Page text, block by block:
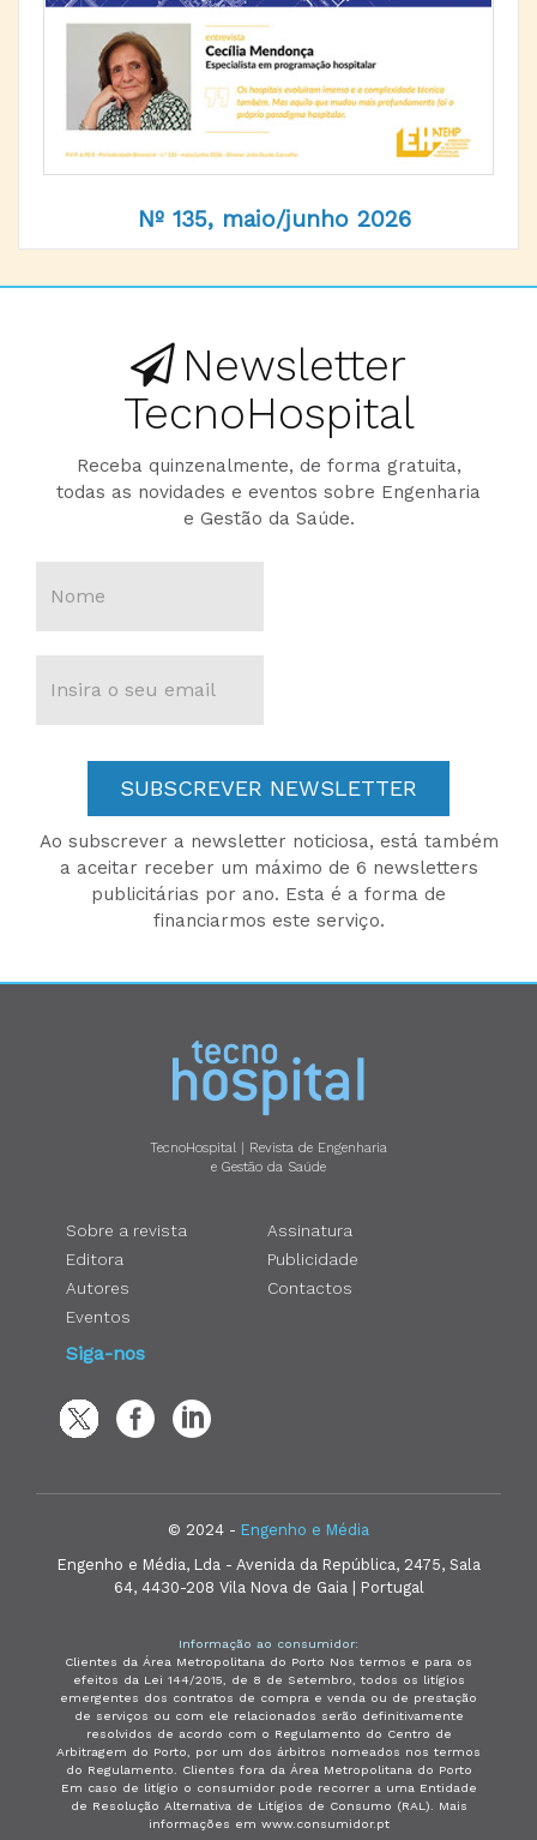
Nº 135, maio/junho 2026
Newsletter
TecnoHospital
Receba quinzenalmente, de forma gratuita,
todas as novidades e eventos sobre Engenharia
e Gestão da Saúde.
SUBSCREVER NEWSLETTER
Ao subscrever a newsletter noticiosa, está também
a aceitar receber um máximo de 6 newsletters
publicitárias por ano. Esta é a forma de
financiarmos este serviço.
TecnoHospital | Revista de Engenharia
e Gestão da Saúde
Sobre a revista
Editora
Autores
Eventos
Assinatura
Publicidade
Contactos
Siga-nos
© 2024 - Engenho e Média
Engenho e Média, Lda - Avenida da República, 2475, Sala
64, 4430-208 Vila Nova de Gaia | Portugal
Informação ao consumidor:
Clientes da Área Metropolitana do Porto Nos termos e para os
efeitos da Lei 144/2015, de 8 de Setembro, todos os litígios
emergentes dos contratos de compra e venda ou de prestação
de serviços ou com ele relacionados serão definitivamente
resolvidos de acordo com o Regulamento do Centro de
Arbitragem do Porto, por um dos árbitros nomeados nos termos
do Regulamento. Clientes fora da Área Metropolitana do Porto
Em caso de litígio o consumidor pode recorrer a uma Entidade
de Resolução Alternativa de Litígios de Consumo (RAL). Mais
informações em www.consumidor.pt